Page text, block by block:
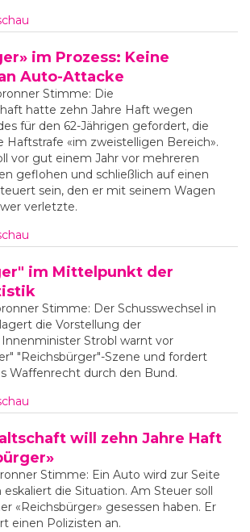
im Prozess: Keine
Auto-Attacke
Stimme: Die
hatte zehn Jahre Haft wegen
für den 62-Jährigen gefordert, die
Haftstrafe «im zweistelligen Bereich».
vor gut einem Jahr vor mehreren
geflohen und schließlich auf einen
sein, den er mit seinem Wagen
verletzte.
im Mittelpunkt der
Stimme: Der Schusswechsel in
die Vorstellung der
Strobl warnt vor
"Reichsbürger"-Szene und fordert
Waffenrecht durch den Bund.
will zehn Jahre Haft
Stimme: Ein Auto wird zur Seite
die Situation. Am Steuer soll
«Reichsbürger» gesessen haben. Er
einen Polizisten an.